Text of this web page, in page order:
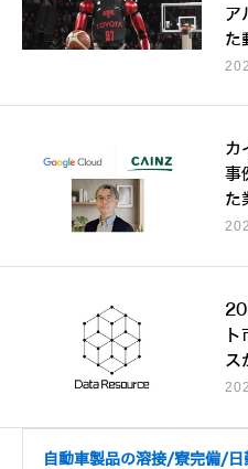
ア
た
カ
事
た
ス
自動車製品の溶接/寮完備/